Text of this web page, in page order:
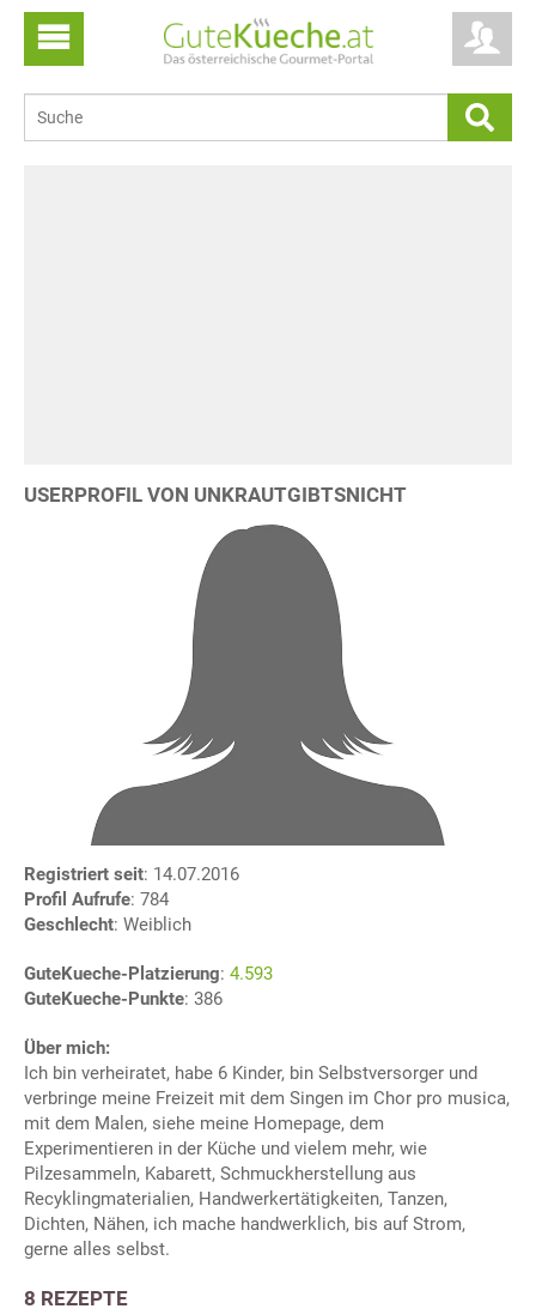
USERPROFIL VON UNKRAUTGIBTSNICHT
Registriert seit: 14.07.2016
Profil Aufrufe: 784
Geschlecht: Weiblich
GuteKueche-Platzierung: 4.593
GuteKueche-Punkte: 386
Über mich:
Ich bin verheiratet, habe 6 Kinder, bin Selbstversorger und
verbringe meine Freizeit mit dem Singen im Chor pro musica,
mit dem Malen, siehe meine Homepage, dem
Experimentieren in der Küche und vielem mehr, wie
Pilzesammeln, Kabarett, Schmuckherstellung aus
Recyklingmaterialien, Handwerkertätigkeiten, Tanzen,
Dichten, Nähen, ich mache handwerklich, bis auf Strom,
gerne alles selbst.
8 REZEPTE